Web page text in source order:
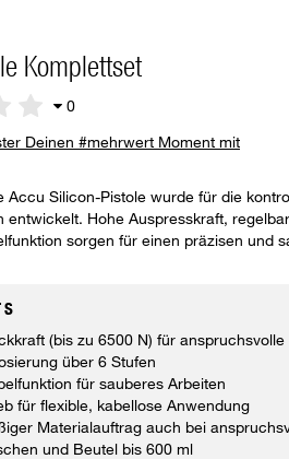
Komplettset
0
Deinen #mehrwert Moment mit
Accu Silicon-Pistole wurde für die
entwickelt. Hohe Auspresskraft,
sorgen für einen präzisen und
(bis zu 6500 N) für anspruchsvolle
über 6 Stufen
für sauberes Arbeiten
für flexible, kabellose Anwendung
Materialauftrag auch bei
und Beutel bis 600 ml